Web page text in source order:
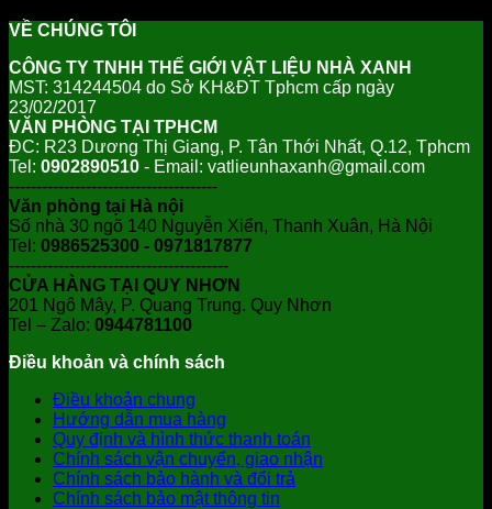
VỀ CHÚNG TÔI
CÔNG TY TNHH THẾ GIỚI VẬT LIỆU NHÀ XANH
MST: 314244504 do Sở KH&ĐT Tphcm cấp ngày
23/02/2017
VĂN PHÒNG TẠI TPHCM
ĐC: R23 Dương Thị Giang, P. Tân Thới Nhất, Q.12, Tphcm
Tel: 0902890510 - Email: vatlieunhaxanh@gmail.com
--------------------------------------
Văn phòng tại Hà nội
Số nhà 30 ngõ 140 Nguyễn Xiển, Thanh Xuân, Hà Nội
Tel: 0986525300 - 0971817877
----------------------------------------
CỬA HÀNG TẠI QUY NHƠN
201 Ngô Mây, P. Quang Trung. Quy Nhơn
Tel – Zalo: 0944781100
Điều khoản và chính sách
Điều khoản chung
Hướng dẫn mua hàng
Quy định và hình thức thanh toán
Chính sách vận chuyển, giao nhận
Chính sách bảo hành và đổi trả
Chính sách bảo mật thông tin